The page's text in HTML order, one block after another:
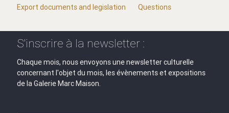
Export documents and legislation
Questions
S'inscrire à la newsletter :
Chaque mois, nous envoyons une newsletter culturelle
concernant l'objet du mois, les évènements et expositions
de la Galerie Marc Maison.